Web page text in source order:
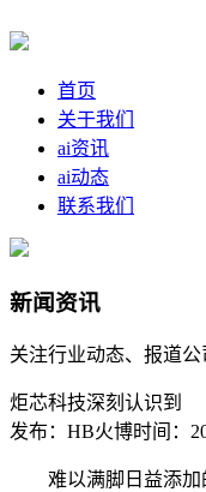
首页
关于我们
ai资讯
ai动态
联系我们
新闻资讯
关注行业动态、报道公
炬芯科技深刻认识到
发布：HB火博时间：
难以满脚日益添加的